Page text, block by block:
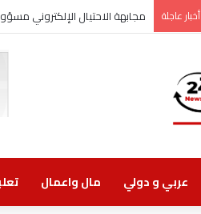
أخبار عاجلة مجابهة الاحتيال الإلكتروني
عربي و دولي مال واعمال